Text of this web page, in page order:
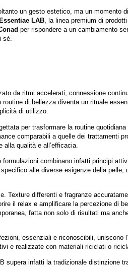
un gesto estetico, ma un momento
Essentiae LAB, la linea premium di
per rispondere a un cambiamento
sé.
da ritmi accelerati, connessione
di bellezza diventa un rituale
di utilizzo.
per trasformare la routine
comparabili a quelle dei trattamenti
qualità e all’efficacia.
formulazioni combinano infatti principi
alle diverse esigenze della pelle,
Texture differenti e fragranze
il relax e amplificare la percezione di
fatta non solo di risultati ma
essenziali e riconoscibili, uniscono
e realizzate con materiali riciclati o
infatti la tradizionale distinzione